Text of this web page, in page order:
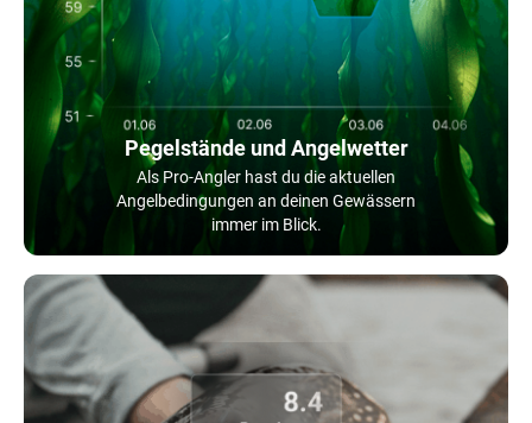
Pegelstände und Angelwetter
Als Pro-Angler hast du die aktuellen
Angelbedingungen an deinen Gewässern
immer im Blick.